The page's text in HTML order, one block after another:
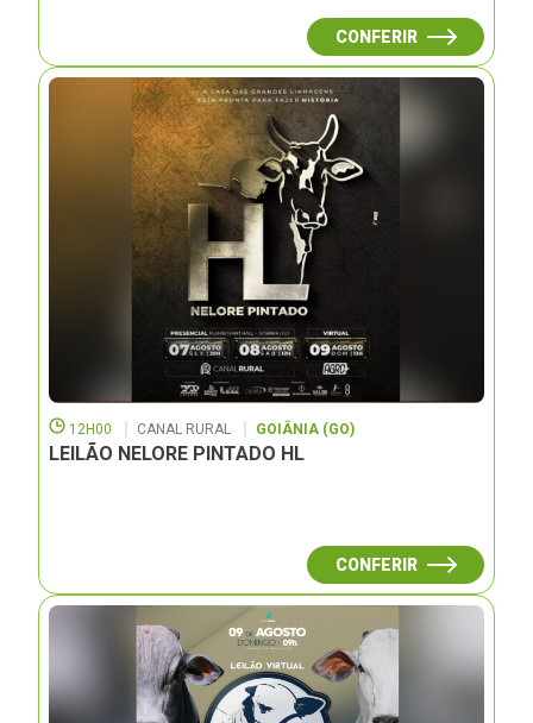
CONFERIR
12H00 CANAL RURAL GOIÂNIA (GO)
LEILÃO NELORE PINTADO HL
CONFERIR